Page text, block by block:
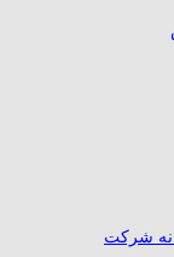
شرکت